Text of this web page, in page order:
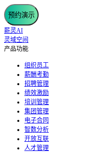
预约演示
薪灵AI
灵域空间
产品功能
组织员工
薪酬考勤
招聘管理
绩效激励
培训管理
集团管理
电子合同
智数分析
开放互联
人才管理